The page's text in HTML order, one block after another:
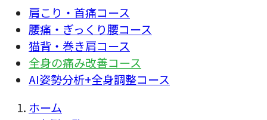
肩こり・首痛コース
腰痛・ぎっくり腰コース
猫背・巻き肩コース
全身の痛み改善コース
AI姿勢分析+全身調整コース
ホーム